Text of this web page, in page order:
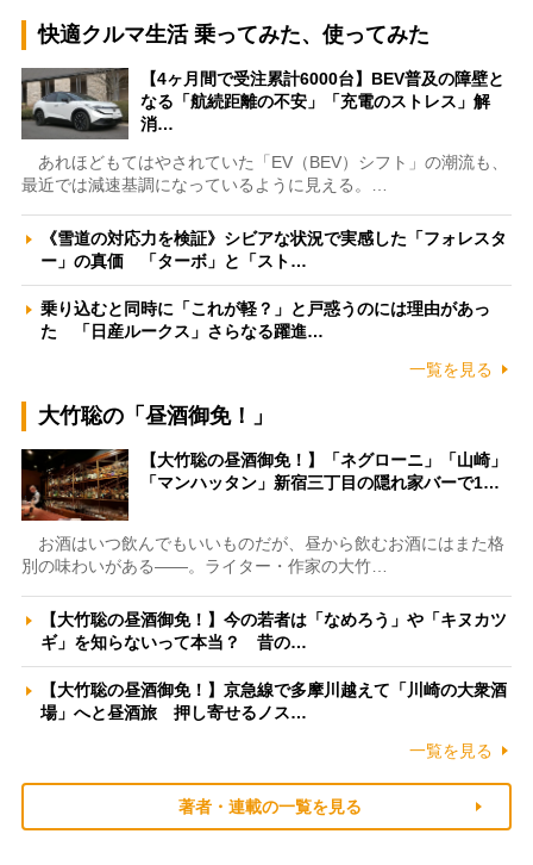
快適クルマ生活 乗ってみた、使ってみた
【4ヶ月間で受注累計6000台】BEV普及の障壁と
なる「航続距離の不安」「充電のストレス」解
消…
あれほどもてはやされていた「EV（BEV）シフト」の潮流も、
最近では減速基調になっているように見える。…
《雪道の対応力を検証》シビアな状況で実感した「フォレスタ
ー」の真価 「ターボ」と「スト…
乗り込むと同時に「これが軽？」と戸惑うのには理由があっ
た 「日産ルークス」さらなる躍進…
一覧を見る
大竹聡の「昼酒御免！」
【大竹聡の昼酒御免！】「ネグローニ」「山崎」
「マンハッタン」新宿三丁目の隠れ家バーで1…
お酒はいつ飲んでもいいものだが、昼から飲むお酒にはまた格
別の味わいがある――。ライター・作家の大竹…
【大竹聡の昼酒御免！】今の若者は「なめろう」や「キヌカツ
ギ」を知らないって本当？ 昔の…
【大竹聡の昼酒御免！】京急線で多摩川越えて「川崎の大衆酒
場」へと昼酒旅 押し寄せるノス…
一覧を見る
著者・連載の一覧を見る